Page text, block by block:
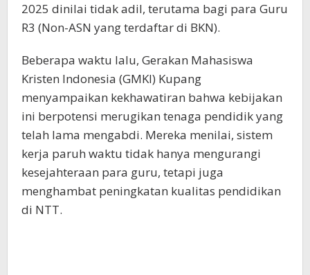
2025 dinilai tidak adil, terutama bagi para Guru
R3 (Non-ASN yang terdaftar di BKN).
Beberapa waktu lalu, Gerakan Mahasiswa
Kristen Indonesia (GMKI) Kupang
menyampaikan kekhawatiran bahwa kebijakan
ini berpotensi merugikan tenaga pendidik yang
telah lama mengabdi. Mereka menilai, sistem
kerja paruh waktu tidak hanya mengurangi
kesejahteraan para guru, tetapi juga
menghambat peningkatan kualitas pendidikan
di NTT.